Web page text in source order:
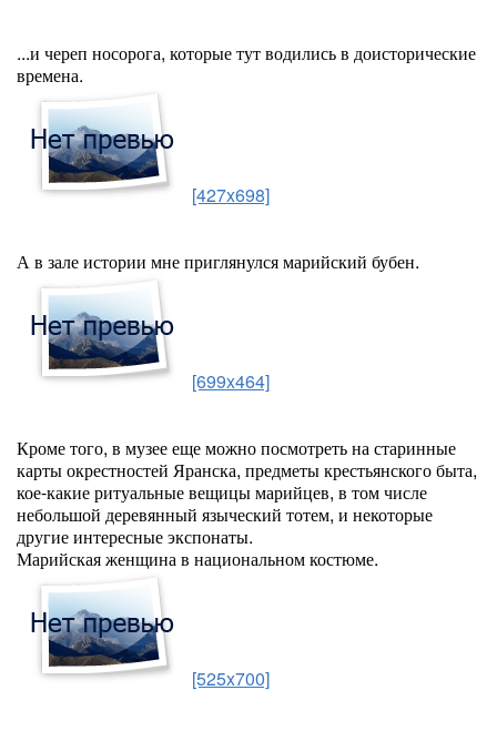
...и череп носорога, которые тут водились в доисторические
времена.
[427x698]
А в зале истории мне приглянулся марийский бубен.
[699x464]
Кроме того, в музее еще можно посмотреть на старинные
карты окрестностей Яранска, предметы крестьянского быта,
кое-какие ритуальные вещицы марийцев, в том числе
небольшой деревянный языческий тотем, и некоторые
другие интересные экспонаты.
Марийская женщина в национальном костюме.
[525x700]